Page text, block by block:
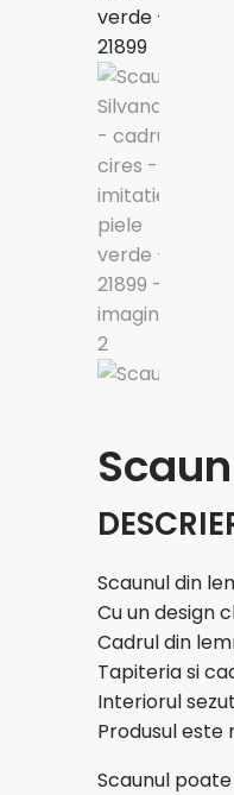
Scaunul din
Cu un design
Cadrul din
Tapiteria si
Interiorul
Produsul este
Scaunul